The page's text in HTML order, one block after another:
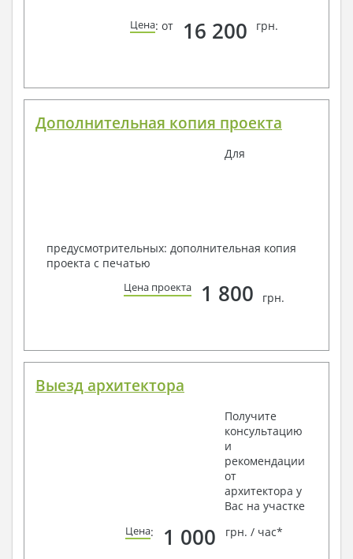
Цена: от 16 200 грн.
Дополнительная копия проекта
Для
предусмотрительных: дополнительная копия
проекта с печатью
Цена проекта 1 800 грн.
Выезд архитектора
Получите
консультацию
и
рекомендации
от
архитектора у
Вас на участке
Цена: 1 000 грн. / час*